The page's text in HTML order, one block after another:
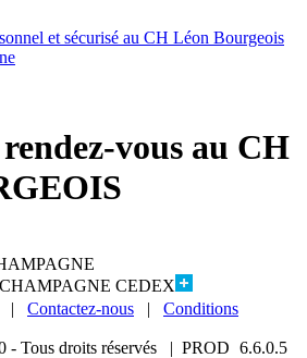
et sécurisé au CH Léon Bourgeois
vous au CH
CEDEX
| Contactez-nous | Conditions
Tous droits réservés | PROD 6.6.0.5